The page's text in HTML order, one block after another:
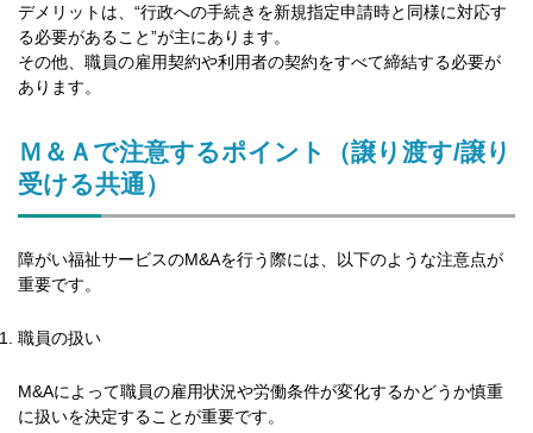
デメリットは、“行政への手続きを新規指定申請時と同様に対応す
る必要があること”が主にあります。
その他、職員の雇用契約や利用者の契約をすべて締結する必要が
あります。
Ｍ＆Ａで注意するポイント（譲り渡す/譲り
受ける共通）
障がい福祉サービスのM&Aを行う際には、以下のような注意点が
重要です。
職員の扱い
M&Aによって職員の雇用状況や労働条件が変化するかどうか慎重
に扱いを決定することが重要です。